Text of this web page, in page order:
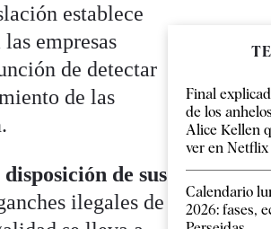
establece
empresas
de detectar
de las
de sus
ilegales de
Final
de los
Alice Kellen
ver en Netflix
Calendario
2026: fases,